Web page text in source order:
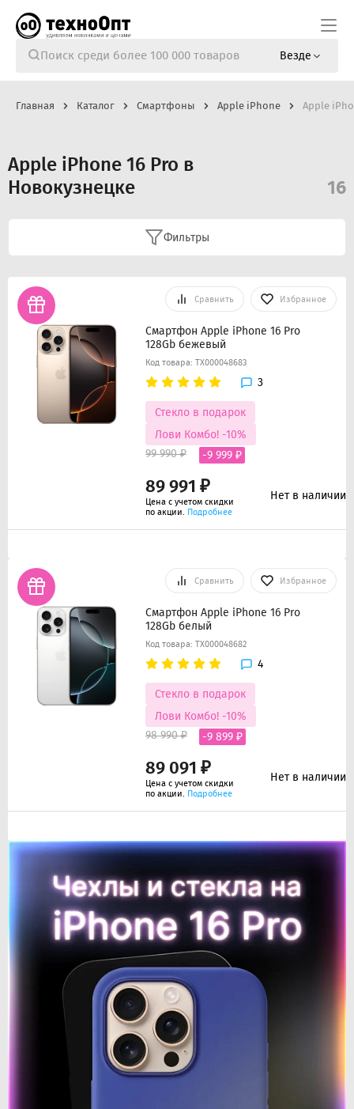
Везде
Главная Каталог Смартфоны Apple iPhone Apple
Apple iPhone 16 Pro в
Новокузнецке
16
Фильтры
Сравнить Избранное
Смартфон Apple iPhone 16 Pro
128Gb бежевый
Код товара: ТХ000048683
3
Стекло в подарок
Лови Комбо! -10%
89 991 ₽
99 990 ₽ -9 999 ₽
Цена с учетом скидки
по акции. Подробнее
Нет в наличии
Сравнить Избранное
Смартфон Apple iPhone 16 Pro
128Gb белый
Код товара: ТХ000048682
4
Стекло в подарок
Лови Комбо! -10%
89 091 ₽
98 990 ₽ -9 899 ₽
Цена с учетом скидки
по акции. Подробнее
Нет в наличии